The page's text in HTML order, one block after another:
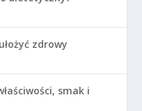
zdrowy
smak i